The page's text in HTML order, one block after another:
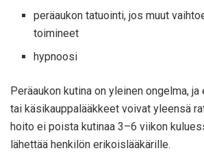
peräaukon tatuointi, jos muut
toimineet
hypnoosi
Peräaukon kutina on yleinen ongelma, ja
tai käsikauppalääkkeet voivat yleensä
hoito ei poista kutinaa 3–6 viikon
lähettää henkilön erikoislääkärille.